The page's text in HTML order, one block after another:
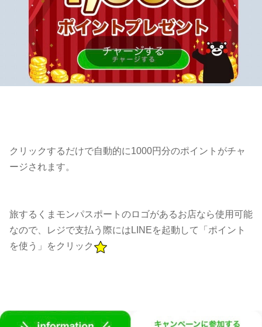
クリックするだけで自動的に1000円分のポイントがチャ
ージされます。
旅するくまモンパスポートのロゴがあるお店なら使用可能
なので、レジで支払う際にはLINEを起動して「ポイント
を使う」をクリック